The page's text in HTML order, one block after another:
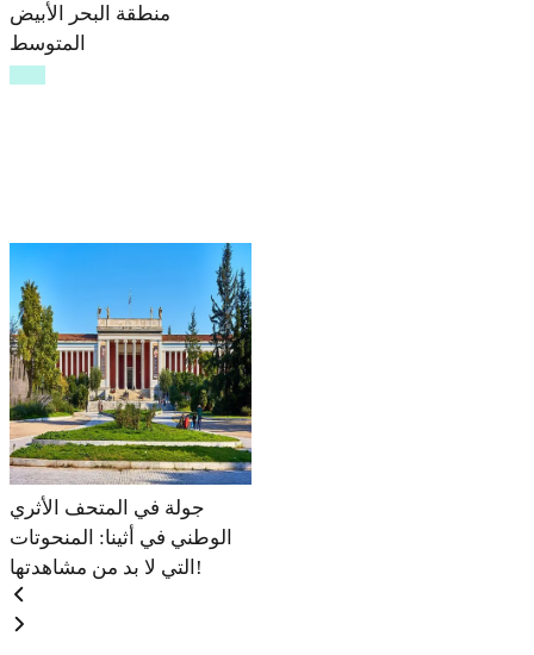
منطقة البحر الأبيض
المتوسط
جولة في المتحف الأثري
الوطني في أثينا: المنحوتات
التي لا بد من مشاهدتها!